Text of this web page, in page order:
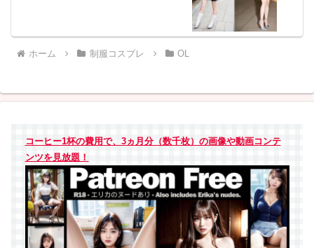
ホーム 制服コスプレ OL
コーヒー1杯の費用で、3ヵ月分（数千枚）の画像や動画コンテ
ンツを見放題！